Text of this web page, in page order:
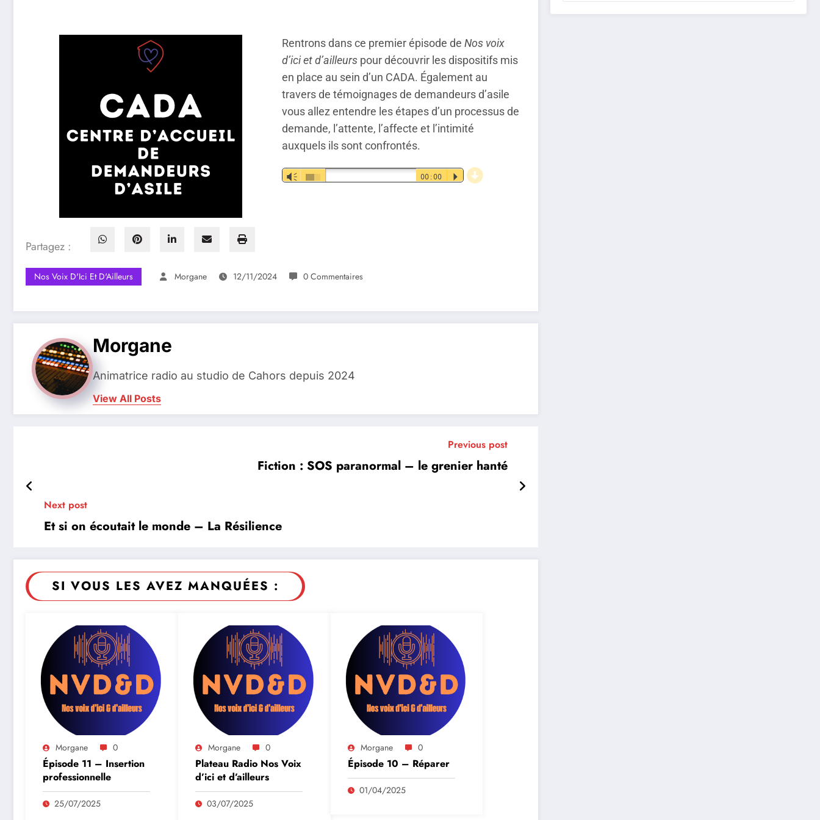
Rentrons dans ce premier épisode de Nos voix
d’ici et d’ailleurspour découvrir les dispositifs mis
en place au sein d’un CADA. Également au
travers de témoignages de demandeurs d’asile
vous allez entendre les étapes d’un processus de
demande, l’attente, l’affecte et l’intimité
auxquels ils sont confrontés.
Lecteur
Vm 00:00 P d
Partagez :
Nos Voix D'Ici Et D'Ailleurs Morgane 12/11/2024 0 Commentaires
Morgane
Animatrice radio au studio de Cahors depuis 2024
View All Posts
Previous post
Fiction : SOS paranormal – le grenier hanté
Next post
Et si on écoutait le monde – La Résilience
SI VOUS LES AVEZ MANQUÉES :
Morgane 0
Épisode 11 – Insertion
professionnelle
25/07/2025
Morgane 0
Plateau Radio Nos Voix
d’ici et d’ailleurs
03/07/2025
Morgane 0
Épisode 10 – Réparer
01/04/2025